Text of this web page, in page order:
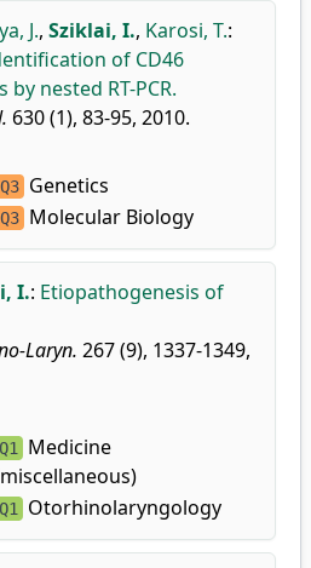
J., Sziklai, I., Karosi, T.:
of CD46
nested RT-PCR.
630 (1), 83-95, 2010.
Q3 Genetics
Q3 Molecular Biology
I.: Etiopathogenesis of
Laryn. 267 (9), 1337-1349,
Q1 Medicine
Q1 Otorhinolaryngology